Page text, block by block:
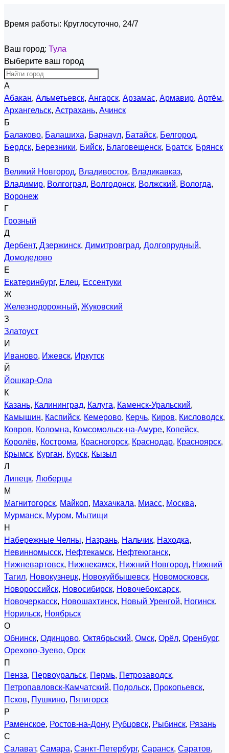
Время работы: Круглосуточно, 24/7
Ваш город: Тула
Выберите ваш город
А
Абакан, Альметьевск, Ангарск, Арзамас, Армавир, Артём,
Архангельск, Астрахань, Ачинск
Б
Балаково, Балашиха, Барнаул, Батайск, Белгород,
Бердск, Березники, Бийск, Благовещенск, Братск, Брянск
В
Великий Новгород, Владивосток, Владикавказ,
Владимир, Волгоград, Волгодонск, Волжский, Вологда,
Воронеж
Г
Грозный
Д
Дербент, Дзержинск, Димитровград, Долгопрудный,
Домодедово
Е
Екатеринбург, Елец, Ессентуки
Ж
Железнодорожный, Жуковский
З
Златоуст
И
Иваново, Ижевск, Иркутск
Й
Йошкар-Ола
К
Казань, Калининград, Калуга, Каменск-Уральский,
Камышин, Каспийск, Кемерово, Керчь, Киров, Кисловодск,
Ковров, Коломна, Комсомольск-на-Амуре, Копейск,
Королёв, Кострома, Красногорск, Краснодар, Красноярск,
Крымск, Курган, Курск, Кызыл
Л
Липецк, Люберцы
М
Магнитогорск, Майкоп, Махачкала, Миасс, Москва,
Мурманск, Муром, Мытищи
Н
Набережные Челны, Назрань, Нальчик, Находка,
Невинномысск, Нефтекамск, Нефтеюганск,
Нижневартовск, Нижнекамск, Нижний Новгород, Нижний
Тагил, Новокузнецк, Новокуйбышевск, Новомосковск,
Новороссийск, Новосибирск, Новочебоксарск,
Новочеркасск, Новошахтинск, Новый Уренгой, Ногинск,
Норильск, Ноябрьск
О
Обнинск, Одинцово, Октябрьский, Омск, Орёл, Оренбург,
Орехово-Зуево, Орск
П
Пенза, Первоуральск, Пермь, Петрозаводск,
Петропавловск-Камчатский, Подольск, Прокопьевск,
Псков, Пушкино, Пятигорск
Р
Раменское, Ростов-на-Дону, Рубцовск, Рыбинск, Рязань
С
Салават, Самара, Санкт-Петербург, Саранск, Саратов,